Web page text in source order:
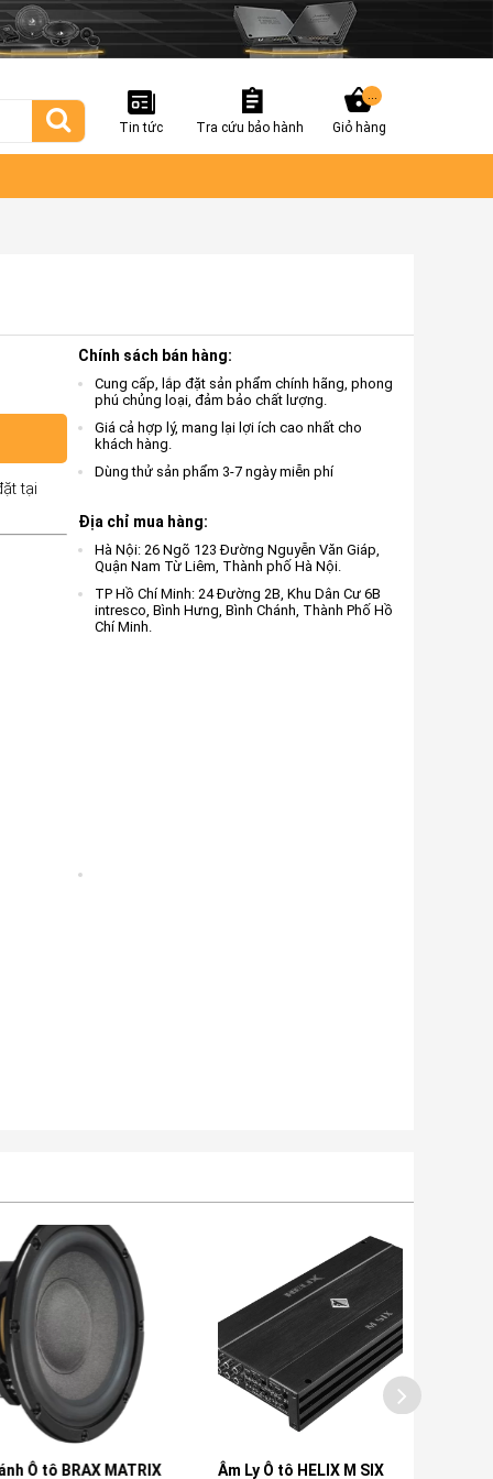
Tin tức Tra cứu bảo hành Giỏ hàng
tại
Chính sách bán hàng:
Cung cấp, lắp đặt sản phẩm chính hãng, phong
phú chủng loại, đảm bảo chất lượng.
Giá cả hợp lý, mang lại lợi ích cao nhất cho
khách hàng.
Dùng thử sản phẩm 3-7 ngày miễn phí
Địa chỉ mua hàng:
Hà Nội: 26 Ngõ 123 Đường Nguyễn Văn Giáp,
Quận Nam Từ Liêm, Thành phố Hà Nội.
TP Hồ Chí Minh: 24 Đường 2B, Khu Dân Cư 6B
intresco, Bình Hưng, Bình Chánh, Thành Phố Hồ
Chí Minh.
MATRIX
Âm Ly Ô tô HELIX M SIX